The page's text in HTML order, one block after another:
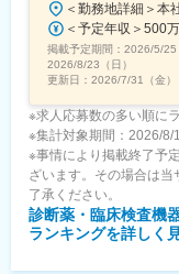
変更の範囲：会
掲載予定期間： 2026/5/25
2026/8/23（日）
更新日： 2026/7/31（金）
※求人応募数の多い順に
※集計対象期間：2026/8/
※事情により掲載終了予
ざいます。その場合は
了承ください。
診断薬・臨床検査機
ランキングを詳しく